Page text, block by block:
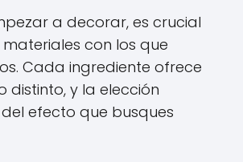
a decorar, es crucial
con los que
Cada ingrediente ofrece
distinto, y la elección
efecto que busques